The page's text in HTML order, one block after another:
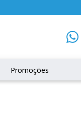
Promoções